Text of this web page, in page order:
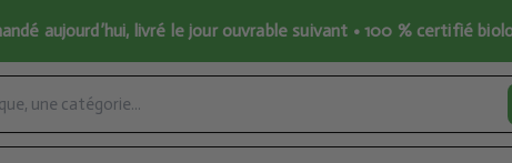
aujourd’hui, livré le jour ouvrable suivant • 100 % certifié